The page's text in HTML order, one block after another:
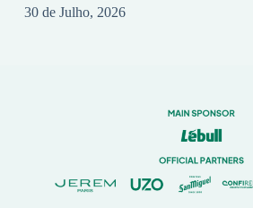
30 de Julho, 2026